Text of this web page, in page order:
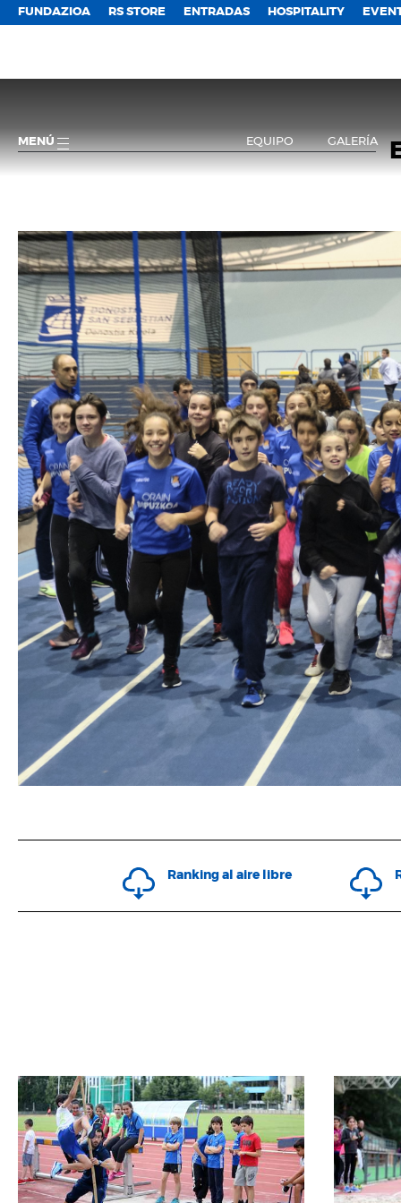
FUNDAZIOA RS STORE ENTRADAS HOSPITALITY
MENÚ EQUIPO GALERÍA
Ranking al aire libre